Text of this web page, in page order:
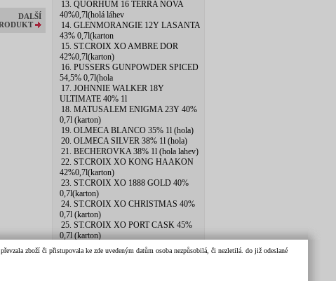
DALŠÍ
13. QUORHUM 16 TERRA NOVA
40%0,7l(holá láhev
14. GLENMORANGIE 12Y LASANTA
43% 0,7l(karton
15. ST.CROIX XO AMBRE DOR
42%0,7l(karton)
16. PUSSERS GUNPOWDER SPICED
54,5% 0,7l(hola
17. JOHNNIE WALKER 18Y
ULTIMATE 40% 1l
18. MATUSALEM ENIGMA 23Y 40%
0,7l (karton)
19. OLMECA BLANCO 35% 1l (hola)
20. OLMECA SILVER 38% 1l (hola)
21. BECHEROVKA 38% 1l (hola lahev)
22. ST.CROIX XO KONG HAAKON
42%0,7l(karton)
23. ST.CROIX XO 1888 GOLD 40%
0,7l(karton)
24. ST.CROIX XO CHRISTMAS 40%
0,7l (karton)
25. ST.CROIX XO PORT CASK 45%
0,7l (karton)
26. GLENMORANGIE 15Y LASANTA
43% 0,7l(karton
zboží či přistupovala ke zde uvedeným datům osoba nezpůsobilá, či nezletilá. do již odeslané